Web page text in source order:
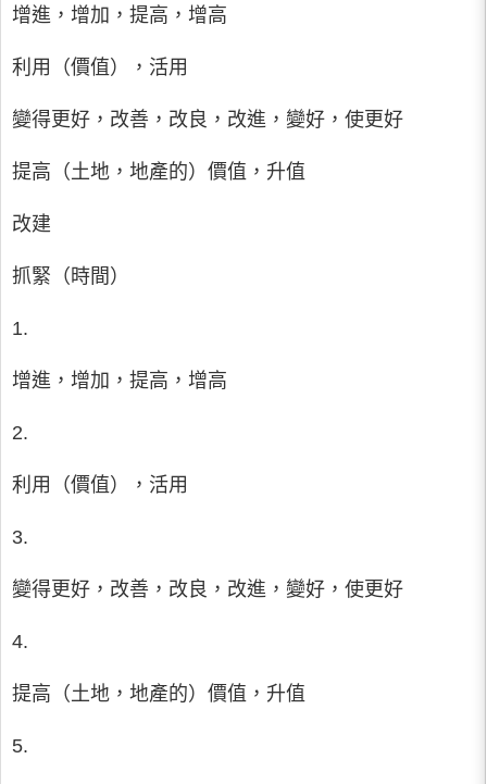
增進，增加，提高，增高
利用（價值），活用
變得更好，改善，改良，改進，變好，使更好
提高（土地，地產的）價值，升值
改建
抓緊（時間）
1.
增進，增加，提高，增高
2.
利用（價值），活用
3.
變得更好，改善，改良，改進，變好，使更好
4.
提高（土地，地產的）價值，升值
5.